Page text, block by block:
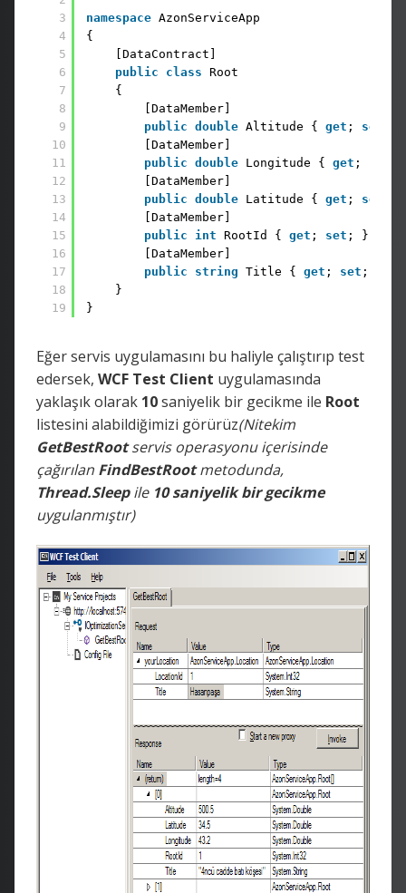
3
4
5
6
7
8
9
10
11
12
13
14
15
16
17
18
19
namespace AzonServiceApp
{
[DataContract]
public
class Root
{
[DataMember]
public double Altitude { get ; set
[DataMember]
public double Longitude { get ;
[DataMember]
public double Latitude { get ; set
[DataMember]
public
int RootId { get ; set ; }
[DataMember]
public
string Title { get ; set ; }
}
}
Eğer servis uygulamasını bu haliyle çalıştırıp test
edersek, WCF Test Client uygulamasında
yaklaşık olarak 10saniyelik bir gecikme ile Root
listesini alabildiğimizi görürüz(Nitekim
GetBestRootservis operasyonu içerisinde
çağırılan FindBestRootmetodunda,
Thread.Sleepile 10 saniyelik bir gecikme
uygulanmıştır)